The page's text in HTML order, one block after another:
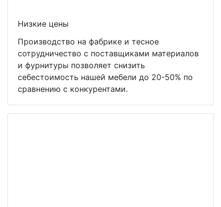
Низкие цены
Производство на фабрике и тесное
сотрудничество с поставщиками материалов
и фурнитуры позволяет снизить
себестоимость нашей мебели до 20-50% по
сравнению с конкурентами.